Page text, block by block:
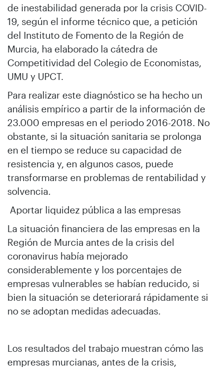
de inestabilidad generada por la crisis COVID-
19, según el informe técnico que, a petición
del Instituto de Fomento de la Región de
Murcia, ha elaborado la cátedra de
Competitividad del Colegio de Economistas,
UMU y UPCT.
Para realizar este diagnóstico se ha hecho un
análisis empírico a partir de la información de
23.000 empresas en el periodo 2016-2018. No
obstante, si la situación sanitaria se prolonga
en el tiempo se reduce su capacidad de
resistencia y, en algunos casos, puede
transformarse en problemas de rentabilidad y
solvencia.
Aportar liquidez pública a las empresas
La situación financiera de las empresas en la
Región de Murcia antes de la crisis del
coronavirus había mejorado
considerablemente y los porcentajes de
empresas vulnerables se habían reducido, si
bien la situación se deteriorará rápidamente si
no se adoptan medidas adecuadas.
Los resultados del trabajo muestran cómo las
empresas murcianas, antes de la crisis,